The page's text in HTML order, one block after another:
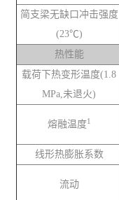
简支梁无缺口冲击强度
(23℃)
热性能
载荷下热变形温度(1.8
MPa,未退火)
熔融温度1
线形热膨胀系数
流动